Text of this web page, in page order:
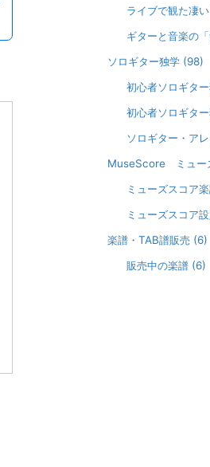
ライブで観た凄
ギターと音楽の
ソロギター独学 (98)
初心者ソロギタ
初心者ソロギタ
ソロギター・ア
MuseScore ミュー
ミューズスコア
ミューズスコア
楽譜・TAB譜販売 (6)
販売中の楽譜 (6)